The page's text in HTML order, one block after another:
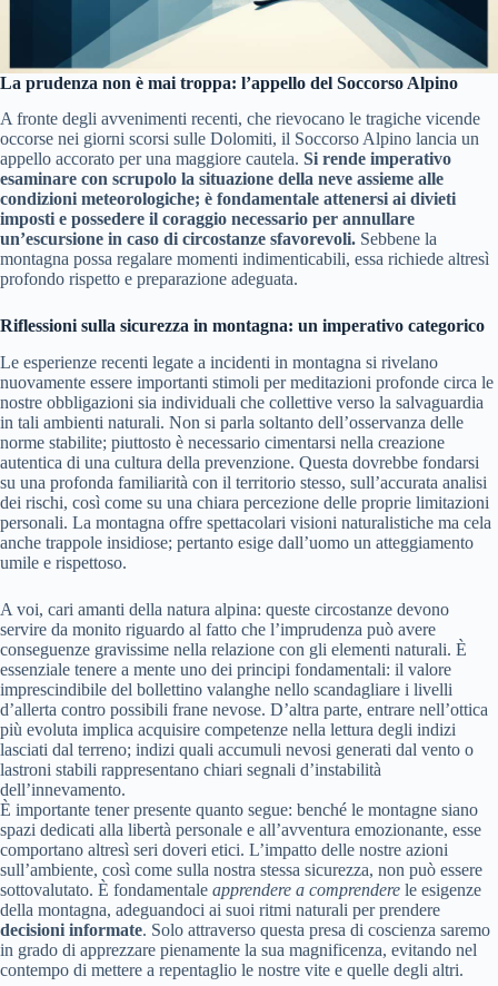
La prudenza non è mai troppa: l’appello del Soccorso Alpino
A fronte degli avvenimenti recenti, che rievocano le tragiche vicende
occorse nei giorni scorsi sulle Dolomiti, il Soccorso Alpino lancia un
appello accorato per una maggiore cautela. Si rende imperativo
esaminare con scrupolo la situazione della neve assieme alle
condizioni meteorologiche; è fondamentale attenersi ai divieti
imposti e possedere il coraggio necessario per annullare
un’escursione in caso di circostanze sfavorevoli. Sebbene la
montagna possa regalare momenti indimenticabili, essa richiede altresì
profondo rispetto e preparazione adeguata.
Riflessioni sulla sicurezza in montagna: un imperativo categorico
Le esperienze recenti legate a incidenti in montagna si rivelano
nuovamente essere importanti stimoli per meditazioni profonde circa le
nostre obbligazioni sia individuali che collettive verso la salvaguardia
in tali ambienti naturali. Non si parla soltanto dell’osservanza delle
norme stabilite; piuttosto è necessario cimentarsi nella creazione
autentica di una cultura della prevenzione. Questa dovrebbe fondarsi
su una profonda familiarità con il territorio stesso, sull’accurata analisi
dei rischi, così come su una chiara percezione delle proprie limitazioni
personali. La montagna offre spettacolari visioni naturalistiche ma cela
anche trappole insidiose; pertanto esige dall’uomo un atteggiamento
umile e rispettoso.
A voi, cari amanti della natura alpina: queste circostanze devono
servire da monito riguardo al fatto che l’imprudenza può avere
conseguenze gravissime nella relazione con gli elementi naturali. È
essenziale tenere a mente uno dei principi fondamentali: il valore
imprescindibile del bollettino valanghe nello scandagliare i livelli
d’allerta contro possibili frane nevose. D’altra parte, entrare nell’ottica
più evoluta implica acquisire competenze nella lettura degli indizi
lasciati dal terreno; indizi quali accumuli nevosi generati dal vento o
lastroni stabili rappresentano chiari segnali d’instabilità
dell’innevamento.
È importante tener presente quanto segue: benché le montagne siano
spazi dedicati alla libertà personale e all’avventura emozionante, esse
comportano altresì seri doveri etici. L’impatto delle nostre azioni
sull’ambiente, così come sulla nostra stessa sicurezza, non può essere
sottovalutato. È fondamentale apprendere a comprendere le esigenze
della montagna, adeguandoci ai suoi ritmi naturali per prendere
decisioni informate. Solo attraverso questa presa di coscienza saremo
in grado di apprezzare pienamente la sua magnificenza, evitando nel
contempo di mettere a repentaglio le nostre vite e quelle degli altri.